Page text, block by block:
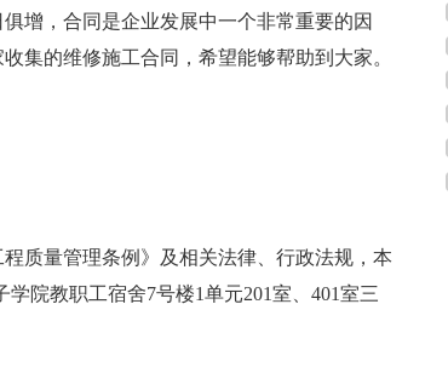
增，合同是企业发展中一个非常重要的因
集的维修施工合同，希望能够帮助到大家。
质量管理条例》及相关法律、行政法规，本
院教职工宿舍7号楼1单元201室、401室三